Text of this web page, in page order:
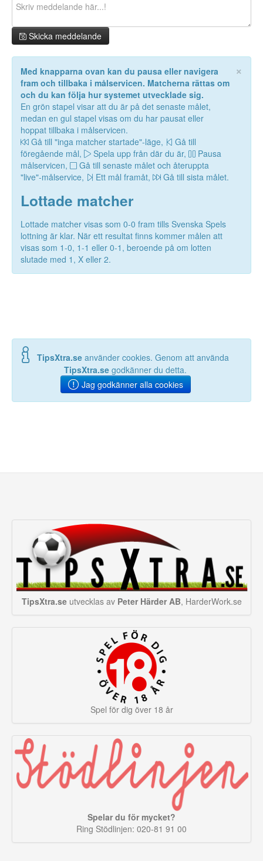
Skicka meddelande
×
Med knapparna ovan kan du pausa eller navigera
fram och tillbaka i målservicen. Matcherna rättas om
och du kan följa hur systemet utvecklade sig.
En grön stapel visar att du är på det senaste målet,
medan en gul stapel visas om du har pausat eller
hoppat tillbaka i målservicen.
Gå till "inga matcher startade"-läge,
Gå till
föregående mål,
Spela upp från där du är,
Pausa
målservicen,
Gå till senaste målet och återuppta
"live"-målservice,
Ett mål framåt, Gå till sista målet.
Lottade matcher
Lottade matcher visas som 0-0 fram tills Svenska Spels
lottning är klar. När ett resultat finns kommer målen att
visas som 1-0, 1-1 eller 0-1, beroende på om lotten
slutade med 1, X eller 2.
TipsXtra.se använder cookies. Genom att använda
TipsXtra.se godkänner du detta.
Jag godkänner alla cookies
TipsXtra.seutvecklas av Peter Härder AB, HarderWork.se
Spel för dig över 18 år
Spelar du för mycket?
Ring Stödlinjen: 020-81 91 00